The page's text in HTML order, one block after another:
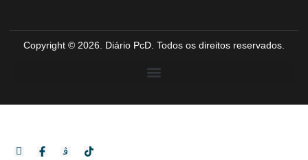
Copyright © 2026. Diário PcD. Todos os direitos reservados.